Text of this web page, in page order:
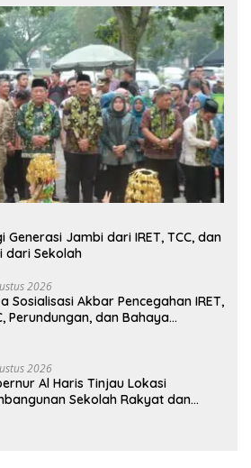
Generasi Jambi dari IRET, TCC, dan
dari Sekolah
2026
Sosialisasi Akbar Pencegahan IRET,
Perundungan, dan Bahaya
depan sudah ada di tangan”
2026
Al Haris Tinjau Lokasi
Sekolah Rakyat dan